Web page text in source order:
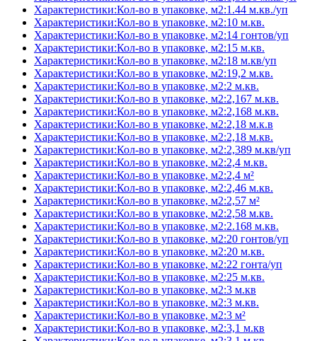
Характеристики:Кол-во в упаковке, м2:1.44 м.кв./уп
Характеристики:Кол-во в упаковке, м2:10 м.кв.
Характеристики:Кол-во в упаковке, м2:14 гонтов/уп
Характеристики:Кол-во в упаковке, м2:15 м.кв.
Характеристики:Кол-во в упаковке, м2:18 м.кв/уп
Характеристики:Кол-во в упаковке, м2:19,2 м.кв.
Характеристики:Кол-во в упаковке, м2:2 м.кв.
Характеристики:Кол-во в упаковке, м2:2,167 м.кв.
Характеристики:Кол-во в упаковке, м2:2,168 м.кв.
Характеристики:Кол-во в упаковке, м2:2,18 м.к.в
Характеристики:Кол-во в упаковке, м2:2,18 м.кв.
Характеристики:Кол-во в упаковке, м2:2,389 м.кв/уп
Характеристики:Кол-во в упаковке, м2:2,4 м.кв.
Характеристики:Кол-во в упаковке, м2:2,4 м²
Характеристики:Кол-во в упаковке, м2:2,46 м.кв.
Характеристики:Кол-во в упаковке, м2:2,57 м²
Характеристики:Кол-во в упаковке, м2:2,58 м.кв.
Характеристики:Кол-во в упаковке, м2:2.168 м.кв.
Характеристики:Кол-во в упаковке, м2:20 гонтов/уп
Характеристики:Кол-во в упаковке, м2:20 м.кв.
Характеристики:Кол-во в упаковке, м2:22 гонта/уп
Характеристики:Кол-во в упаковке, м2:25 м.кв.
Характеристики:Кол-во в упаковке, м2:3 м.кв
Характеристики:Кол-во в упаковке, м2:3 м.кв.
Характеристики:Кол-во в упаковке, м2:3 м²
Характеристики:Кол-во в упаковке, м2:3,1 м.кв